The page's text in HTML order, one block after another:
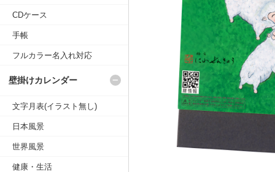
CDケース
手帳
フルカラー名入れ対応
壁掛けカレンダー
文字月表(イラスト無し)
日本風景
世界風景
健康・生活